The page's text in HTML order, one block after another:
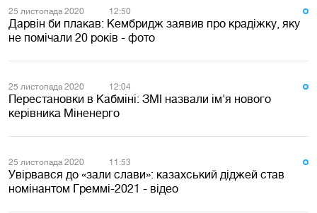
25 листопада 2020 12:50
Дарвін би плакав: Кембридж заявив про крадіжку, яку
не помічали 20 років - фото
25 листопада 2020 12:04
Перестановки в Кабміні: ЗМІ назвали ім'я нового
керівника Міненерго
25 листопада 2020 11:53
Увірвався до «зали слави»: казахський діджей став
номінантом Греммі-2021 - відео